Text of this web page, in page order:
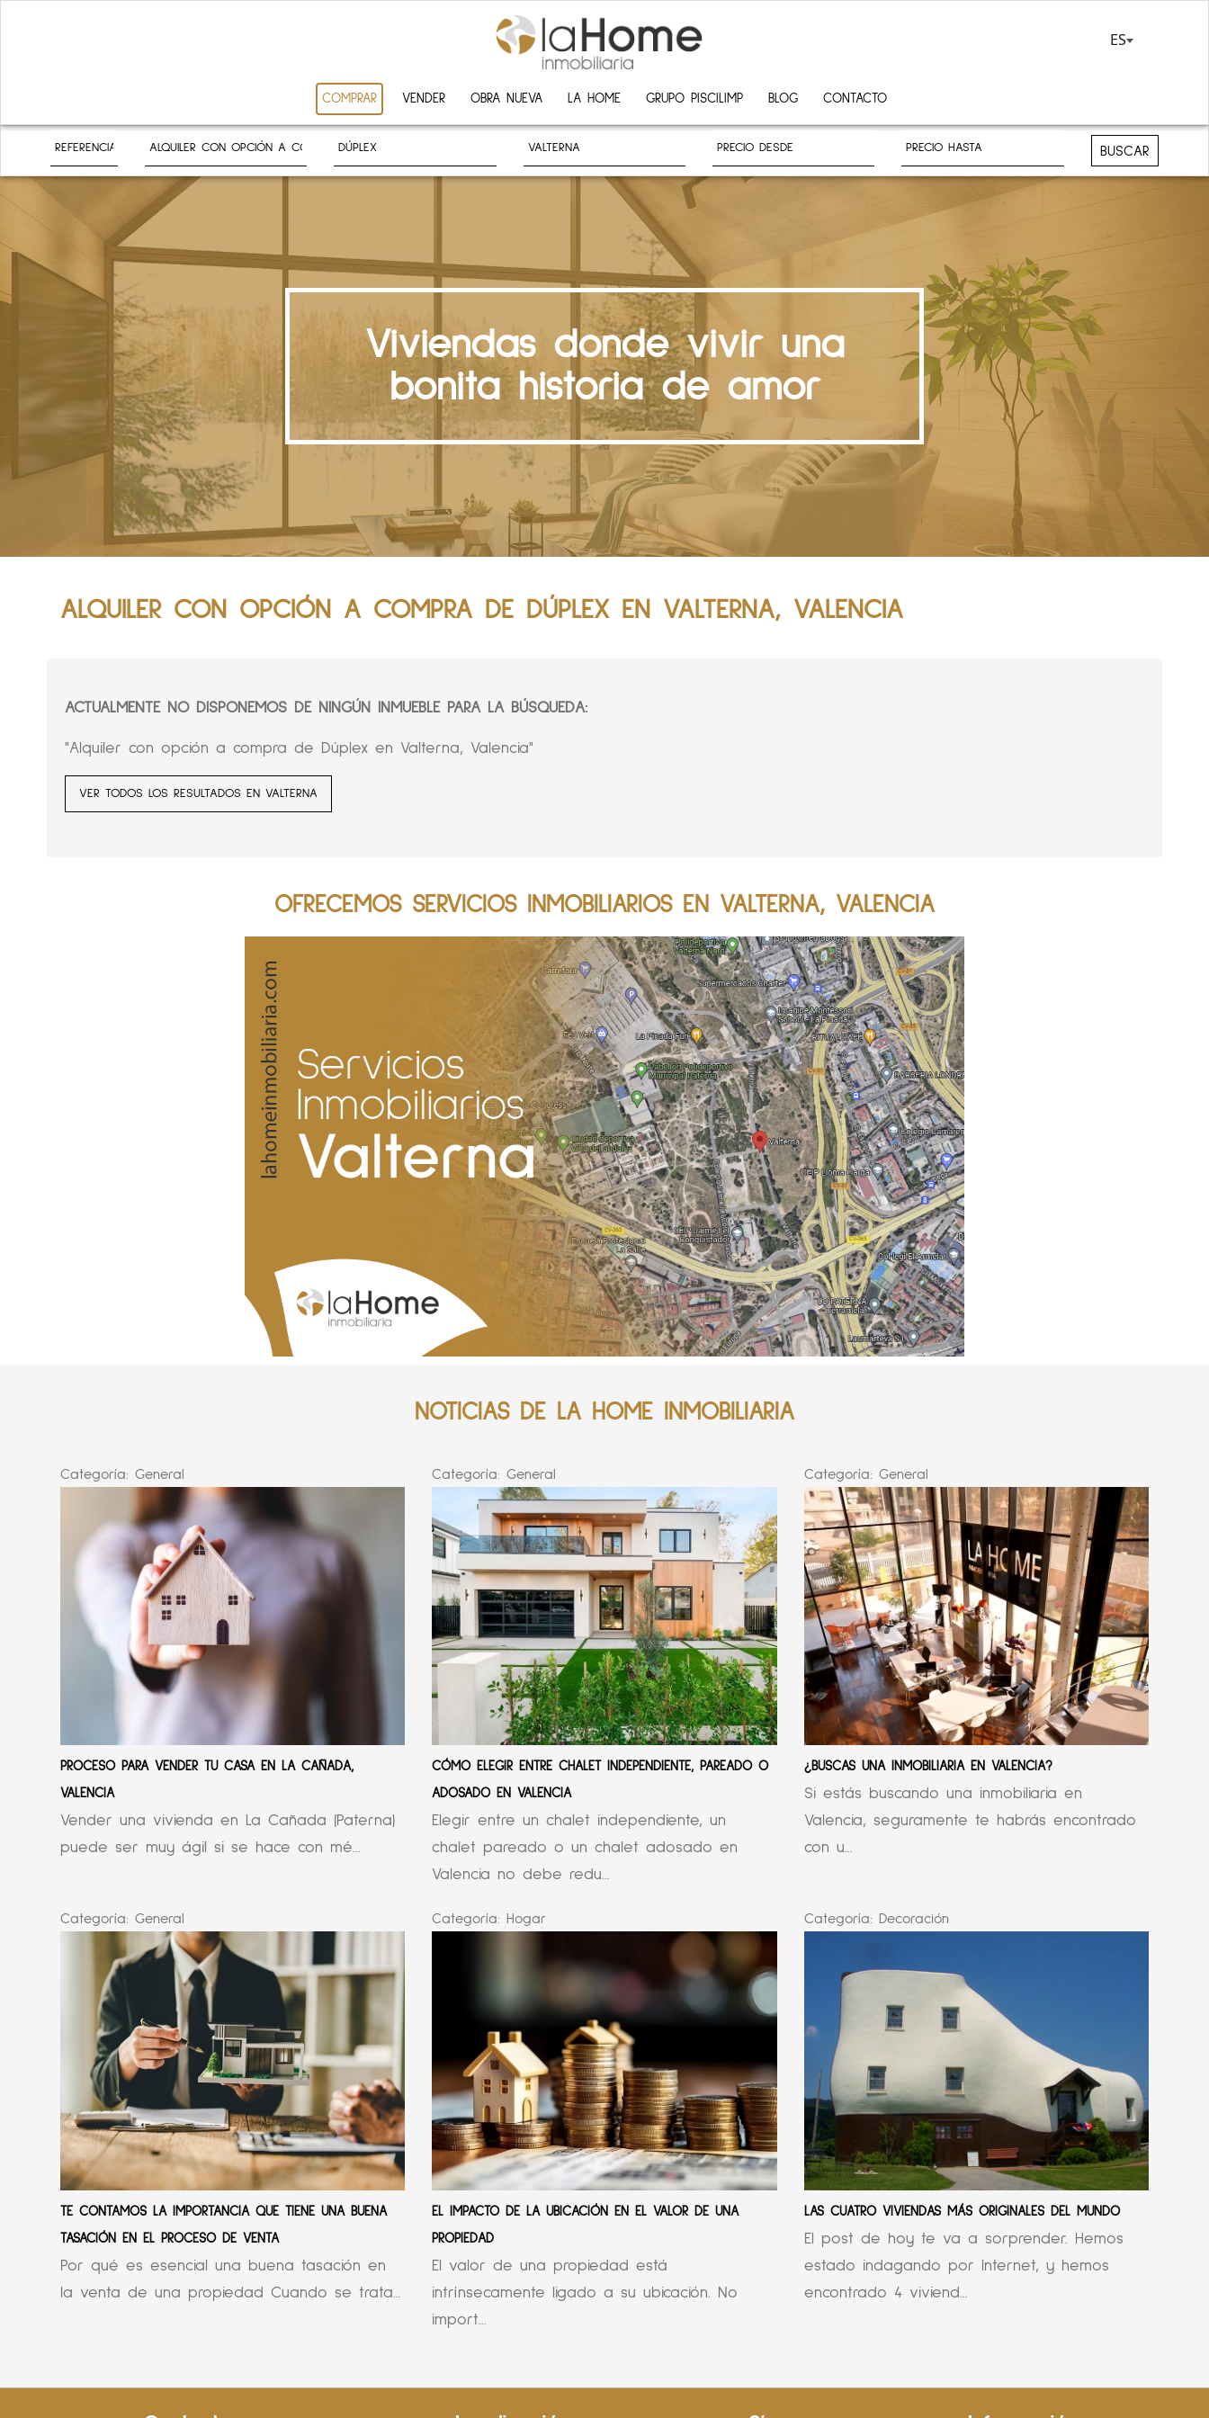
ES
COMPRAR VENDER OBRA NUEVA LA HOME GRUPO PISCILIMP BLOG CONTACTO
BUSCAR
Viviendas donde vivir una
bonita historia de amor
ALQUILER CON OPCIÓN A COMPRA DE DÚPLEX EN VALTERNA, VALENCIA
ACTUALMENTE NO DISPONEMOS DE NINGÚN INMUEBLE PARA LA BÚSQUEDA:
"Alquiler con opción a compra de Dúplex en Valterna, Valencia"
VER TODOS LOS RESULTADOS EN VALTERNA
OFRECEMOS SERVICIOS INMOBILIARIOS EN VALTERNA, VALENCIA
NOTICIAS DE LA HOME INMOBILIARIA
Categoría: General
PROCESO PARA VENDER TU CASA EN LA CAÑADA,
VALENCIA
Vender una vivienda en La Cañada (Paterna)
puede ser muy ágil si se hace con mé...
Categoría:General
CÓMO ELEGIR ENTRE CHALET INDEPENDIENTE, PAREADO O
ADOSADO EN VALENCIA
Elegir entre un chalet independiente, un
chalet pareado o un chalet adosado en
Valencia no debe redu...
Categoría: General
¿BUSCAS UNA INMOBILIARIA EN VALENCIA?
Si estás buscando una inmobiliaria en
Valencia, seguramente te habrás encontrado
con u...
Categoría: General
TE CONTAMOS LA IMPORTANCIA QUE TIENE UNA BUENA
TASACIÓN EN EL PROCESO DE VENTA
Por qué es esencial una buena tasación en
la venta de una propiedad Cuando se trata...
Categoría: Hogar
EL IMPACTO DE LA UBICACIÓN EN EL VALOR DE UNA
PROPIEDAD
El valor de una propiedad está
intrínsecamente ligado a su ubicación. No
import...
Categoría: Decoración
LAS CUATRO VIVIENDAS MÁS ORIGINALES DEL MUNDO
El post de hoy te va a sorprender. Hemos
estado indagando por Internet, y hemos
encontrado 4 viviend...